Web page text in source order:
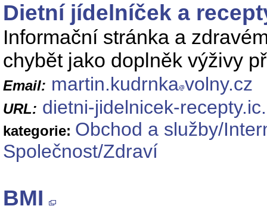
Dietní jídelníček a
Informační stránka a
chybět jako doplněk výživy
Email: martin.kudrnka volny.cz
URL: dietni-jidelnicek-
kategorie: Obchod a služby/
Společnost/Zdraví
BMI